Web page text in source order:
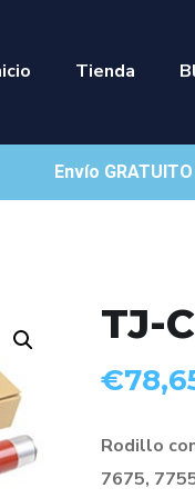
Tienda
Envío
TJ-
€
Rodillo
7675,